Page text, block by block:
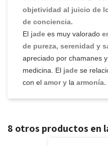
objetividad al juicio de
de conciencia.
El jade es muy valorado
de pureza, serenidad y
apreciado por chamanes
medicina. El jade se
con el amor y la armonía.
8 otros productos en